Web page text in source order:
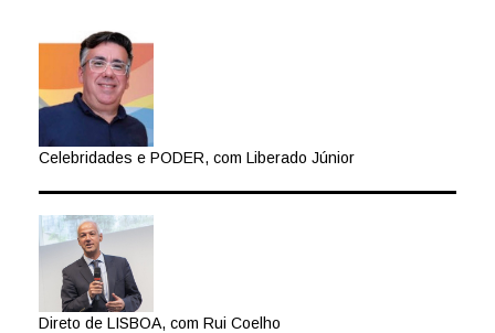
Celebridades e PODER, com Liberado Júnior
Direto de LISBOA, com Rui Coelho